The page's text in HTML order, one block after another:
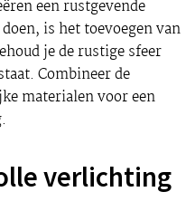
een rustgevende
is het toevoegen van
je de rustige sfeer
Combineer de
materialen voor een
verlichting